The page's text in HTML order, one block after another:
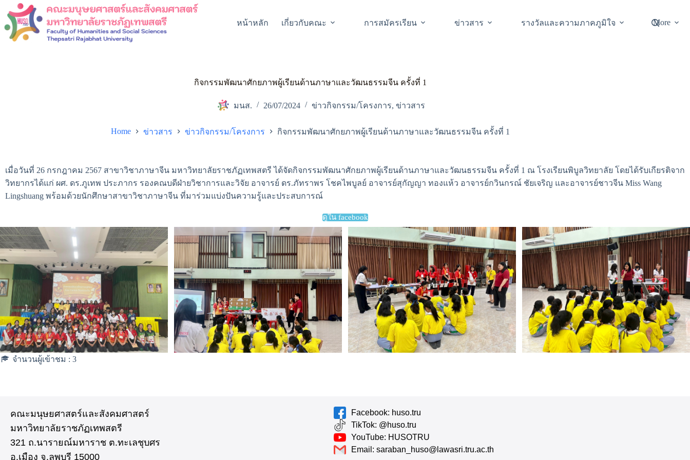
หน้าหลัก เกี่ยวกับคณะ การสมัครเรียน ข่าวสาร รางวัลและความภาคภูมิใจ More
กิจกรรมพัฒนาศักยภาพผู้เรียนด้านภาษาและวัฒนธรรมจีน ครั้งที่ 1
มนส. 26/07/2024 ข่าวกิจกรรม/โครงการ, ข่าวสาร
Home ข่าวสาร ข่าวกิจกรรม/โครงการ กิจกรรมพัฒนาศักยภาพผู้เรียนด้านภาษาและวัฒนธรรมจีน ครั้งที่ 1
เมื่อวันที่ 26 กรกฎาคม 2567 สาขาวิชาภาษาจีน มหาวิทยาลัยราชภัฏเทพสตรี ได้จัดกิจกรรมพัฒนาศักยภาพผู้เรียนด้านภาษาและวัฒนธรรมจีน ครั้งที่ 1 ณ โรงเรียนพิบูลวิทยาลัย โดยได้รับเกียรติจาก
วิทยากรได้แก่ ผศ. ดร.ภูเทพ ประภากร รองคณบดีฝ่ายวิชาการและวิจัย อาจารย์ ดร.ภัทราพร โชคไพบูลย์ อาจารย์สุกัญญา ทองแห้ว อาจารย์กวินกรณ์ ชัยเจริญ และอาจารย์ชาวจีน Miss Wang
Lingshuang พร้อมด้วยนักศึกษาสาขาวิชาภาษาจีน ที่มาร่วมแบ่งปันความรู้และประสบการณ์
ดูใน facebook
จำนวนผู้เข้าชม : 3
คณะมนุษยศาสตร์และสังคมศาสตร์
มหาวิทยาลัยราชภัฏเทพสตรี
321 ถ.นารายณ์มหาราช ต.ทะเลชุบศร
อ.เมือง จ.ลพบุรี 15000
Facebook: huso.tru
TikTok: @huso.tru
YouTube: HUSOTRU
Email: saraban_huso@lawasri.tru.ac.th